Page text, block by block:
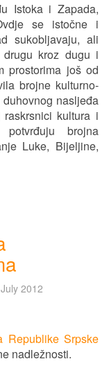
Istoka i Zapada,
se istočne i
sukobljavaju, ali
kroz dugu i
prostorima još od
brojne kulturno-
nasljeđa
kultura i
potvrđuju brojna
Luke, Bijeljine,
2012
Republike Srpske
nadležnosti.